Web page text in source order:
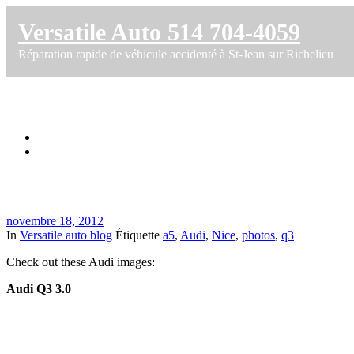
Versatile Auto 514 704-4059
Réparation rapide de véhicule accidenté à St-Jean sur Richelieu
novembre 18, 2012
In Versatile auto blog Étiquette a5, Audi, Nice, photos, q3
Check out these Audi images:
Audi Q3 3.0